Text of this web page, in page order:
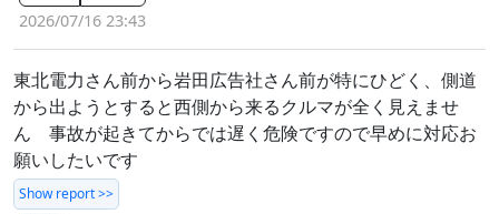
2026/07/16 23:43
東北電力さん前から岩田広告社さん前が特にひどく、側道
から出ようとすると西側から来るクルマが全く見えませ
ん 事故が起きてからでは遅く危険ですので早めに対応お
願いしたいです
Show report >>